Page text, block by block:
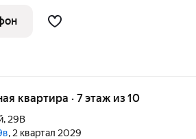
расположатся со стороны двора, а в
нежилые помещения с
квартира · 7 этаж из 10
, 29В
, 2 квартал 2029